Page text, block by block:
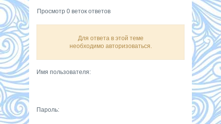
Просмотр 0 веток ответов
Для ответа в этой теме
необходимо авторизоваться.
Имя пользователя:
Пароль: